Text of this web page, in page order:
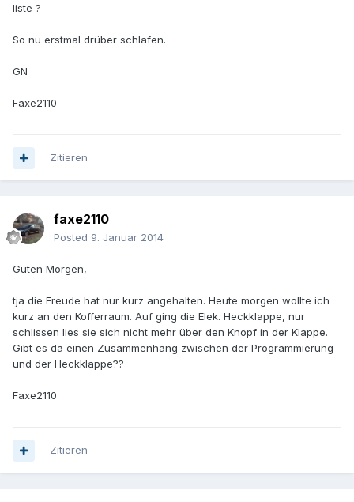
liste ?
So nu erstmal drüber schlafen.
GN
Faxe2110
Zitieren
faxe2110
Posted 9. Januar 2014
Guten Morgen,
tja die Freude hat nur kurz angehalten. Heute morgen wollte ich
kurz an den Kofferraum. Auf ging die Elek. Heckklappe, nur
schlissen lies sie sich nicht mehr über den Knopf in der Klappe.
Gibt es da einen Zusammenhang zwischen der Programmierung
und der Heckklappe??
Faxe2110
Zitieren